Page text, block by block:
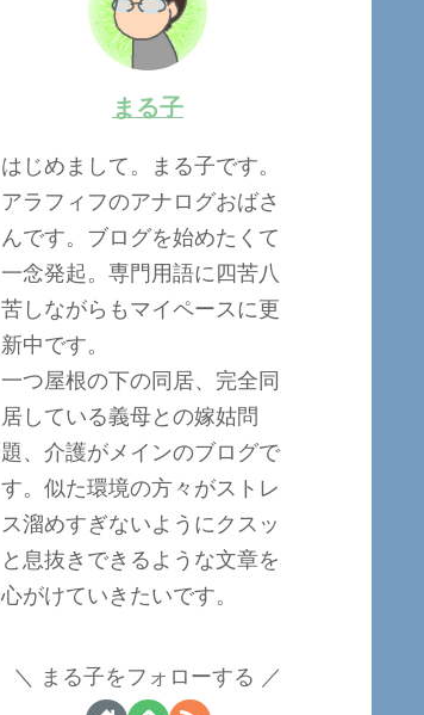
まる子
はじめまして。まる子です。
アラフィフのアナログおばさ
んです。ブログを始めたくて
一念発起。専門用語に四苦八
苦しながらもマイペースに更
新中です。
一つ屋根の下の同居、完全同
居している義母との嫁姑問
題、介護がメインのブログで
す。似た環境の方々がストレ
ス溜めすぎないようにクスッ
と息抜きできるような文章を
心がけていきたいです。
まる子をフォローする